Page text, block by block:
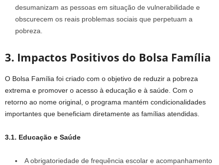
desumanizam as pessoas em situação de vulnerabilidade e
obscurecem os reais problemas sociais que perpetuam a
pobreza.
3. Impactos Positivos do Bolsa Família
O Bolsa Família foi criado com o objetivo de reduzir a pobreza
extrema e promover o acesso à educação e à saúde. Com o
retorno ao nome original, o programa mantém condicionalidades
importantes que beneficiam diretamente as famílias atendidas.
3.1. Educação e Saúde
A obrigatoriedade de frequência escolar e acompanhamento